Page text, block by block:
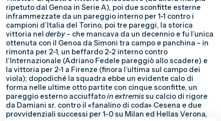
ripetuto dal Genoa in Serie A), poi due sconfitte esterne
inframmezzate da un pareggio interno per 1-1 contro i
campioni d’Italia del Torino, poi tre pareggi, la storica
vittoria nel derby– che mancava da un decennio e fu l’unica
ottenuta con il Genoa da Simoni tra campo e panchina – in
rimonta per 2-1, un beffardo 2-2 interno contro
l’Internazionale (Adriano Fedele pareggiò allo scadere) e
la vittoria per 2-1 a Firenze (finora l’ultima sul campo dei
viola); dopodiché la squadra ebbe un evidente calo di
forma nelle ultime otto partite con cinque sconfitte, un
pareggio esterno acciuffatoin extremissu calcio di rigore
da Damiani sr. contro il «fanalino di coda» Cesena e due
provvidenziali successi per 1-0 su Milan ed Hellas Verona,